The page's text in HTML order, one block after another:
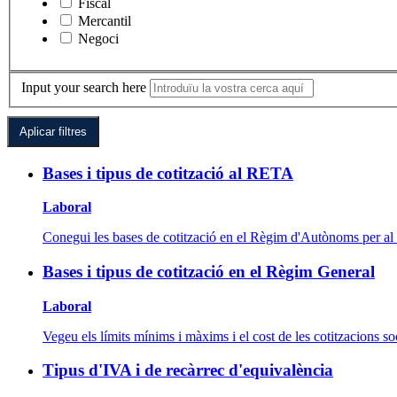
Fiscal
Mercantil
Negoci
Input your search here
Bases i tipus de cotització al RETA
Laboral
Conegui les bases de cotització en el Règim d'Autònoms per al
Bases i tipus de cotització en el Règim General
Laboral
Vegeu els límits mínims i màxims i el cost de les cotitzacions
Tipus d'IVA i de recàrrec d'equivalència